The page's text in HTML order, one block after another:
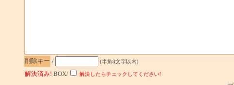
削除キー / (半角8文字以内)
解決済み! BOX/ 解決したらチェックしてください!